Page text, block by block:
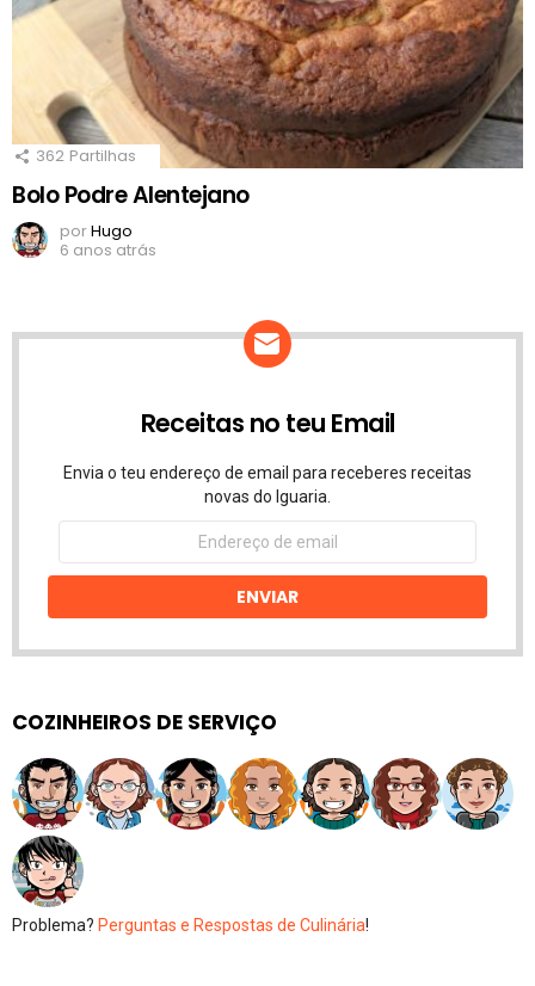
362 Partilhas
Bolo Podre Alentejano
porHugo
6 anos atrás
Receitas no teu Email
Envia o teu endereço de email para receberes receitas
novas do Iguaria.
Endereço
email
ENVIAR
COZINHEIROS DE SERVIÇO
Problema? Perguntas e Respostas de Culinária!